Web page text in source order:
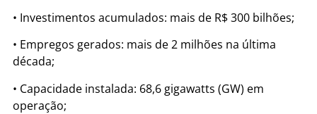
• Investimentos acumulados: mais de R$ 300 bilhões;
• Empregos gerados: mais de 2 milhões na última
década;
• Capacidade instalada: 68,6 gigawatts (GW) em
operação;